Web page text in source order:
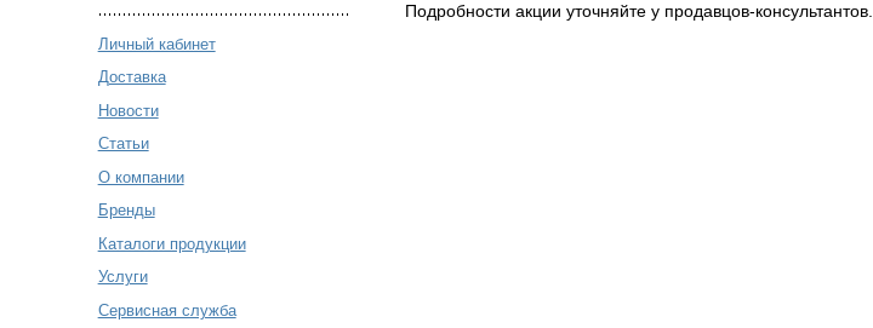
Личный кабинет
Доставка
Новости
Статьи
О компании
Бренды
Каталоги продукции
Услуги
Сервисная служба
Подробности акции уточняйте у продавцов-консультантов.